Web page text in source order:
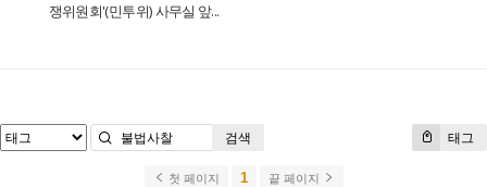
쟁위원회'(민투위) 사무실 앞...
태그
검색
첫 페이지 1 끝 페이지